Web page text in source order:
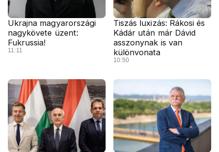
Ukrajna magyarországi
nagykövete üzent:
Fukrussia!
11:11
Tiszás luxizás: Rákosi és
Kádár után már Dávid
asszonynak is van
különvonata
10:50